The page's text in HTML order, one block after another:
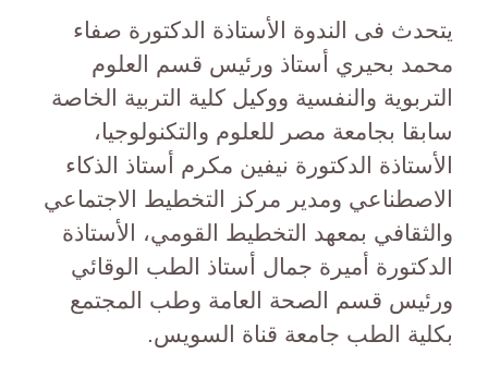
يتحدث فى الندوة الأستاذة الدكتورة صفاء
محمد بحيري أستاذ ورئيس قسم العلوم
التربوية والنفسية ووكيل كلية التربية الخاصة
سابقا بجامعة مصر للعلوم والتكنولوجيا،
الأستاذة الدكتورة نيفين مكرم أستاذ الذكاء
الاصطناعي ومدير مركز التخطيط الاجتماعي
والثقافي بمعهد التخطيط القومي، الأستاذة
الدكتورة أميرة جمال أستاذ الطب الوقائي
ورئيس قسم الصحة العامة وطب المجتمع
بكلية الطب جامعة قناة السويس.